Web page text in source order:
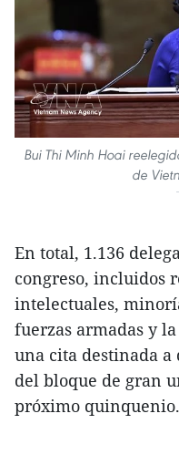
Bui Thi Minh Hoai
de
En total, 1.136
congreso, incluidos
intelectuales,
fuerzas armadas y
una cita destinada
del bloque de gran
próximo quinquenio.